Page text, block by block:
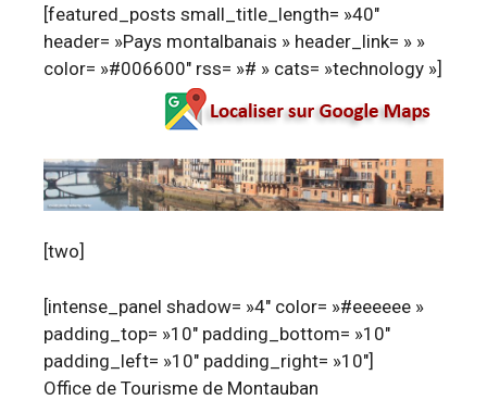
[featured_posts small_title_length= »40″
header= »Pays montalbanais » header_link= » »
color= »#006600″ rss= »# » cats= »technology »]
[two]
[intense_panel shadow= »4″ color= »#eeeeee »
padding_top= »10″ padding_bottom= »10″
padding_left= »10″ padding_right= »10″]
Office de Tourisme de Montauban